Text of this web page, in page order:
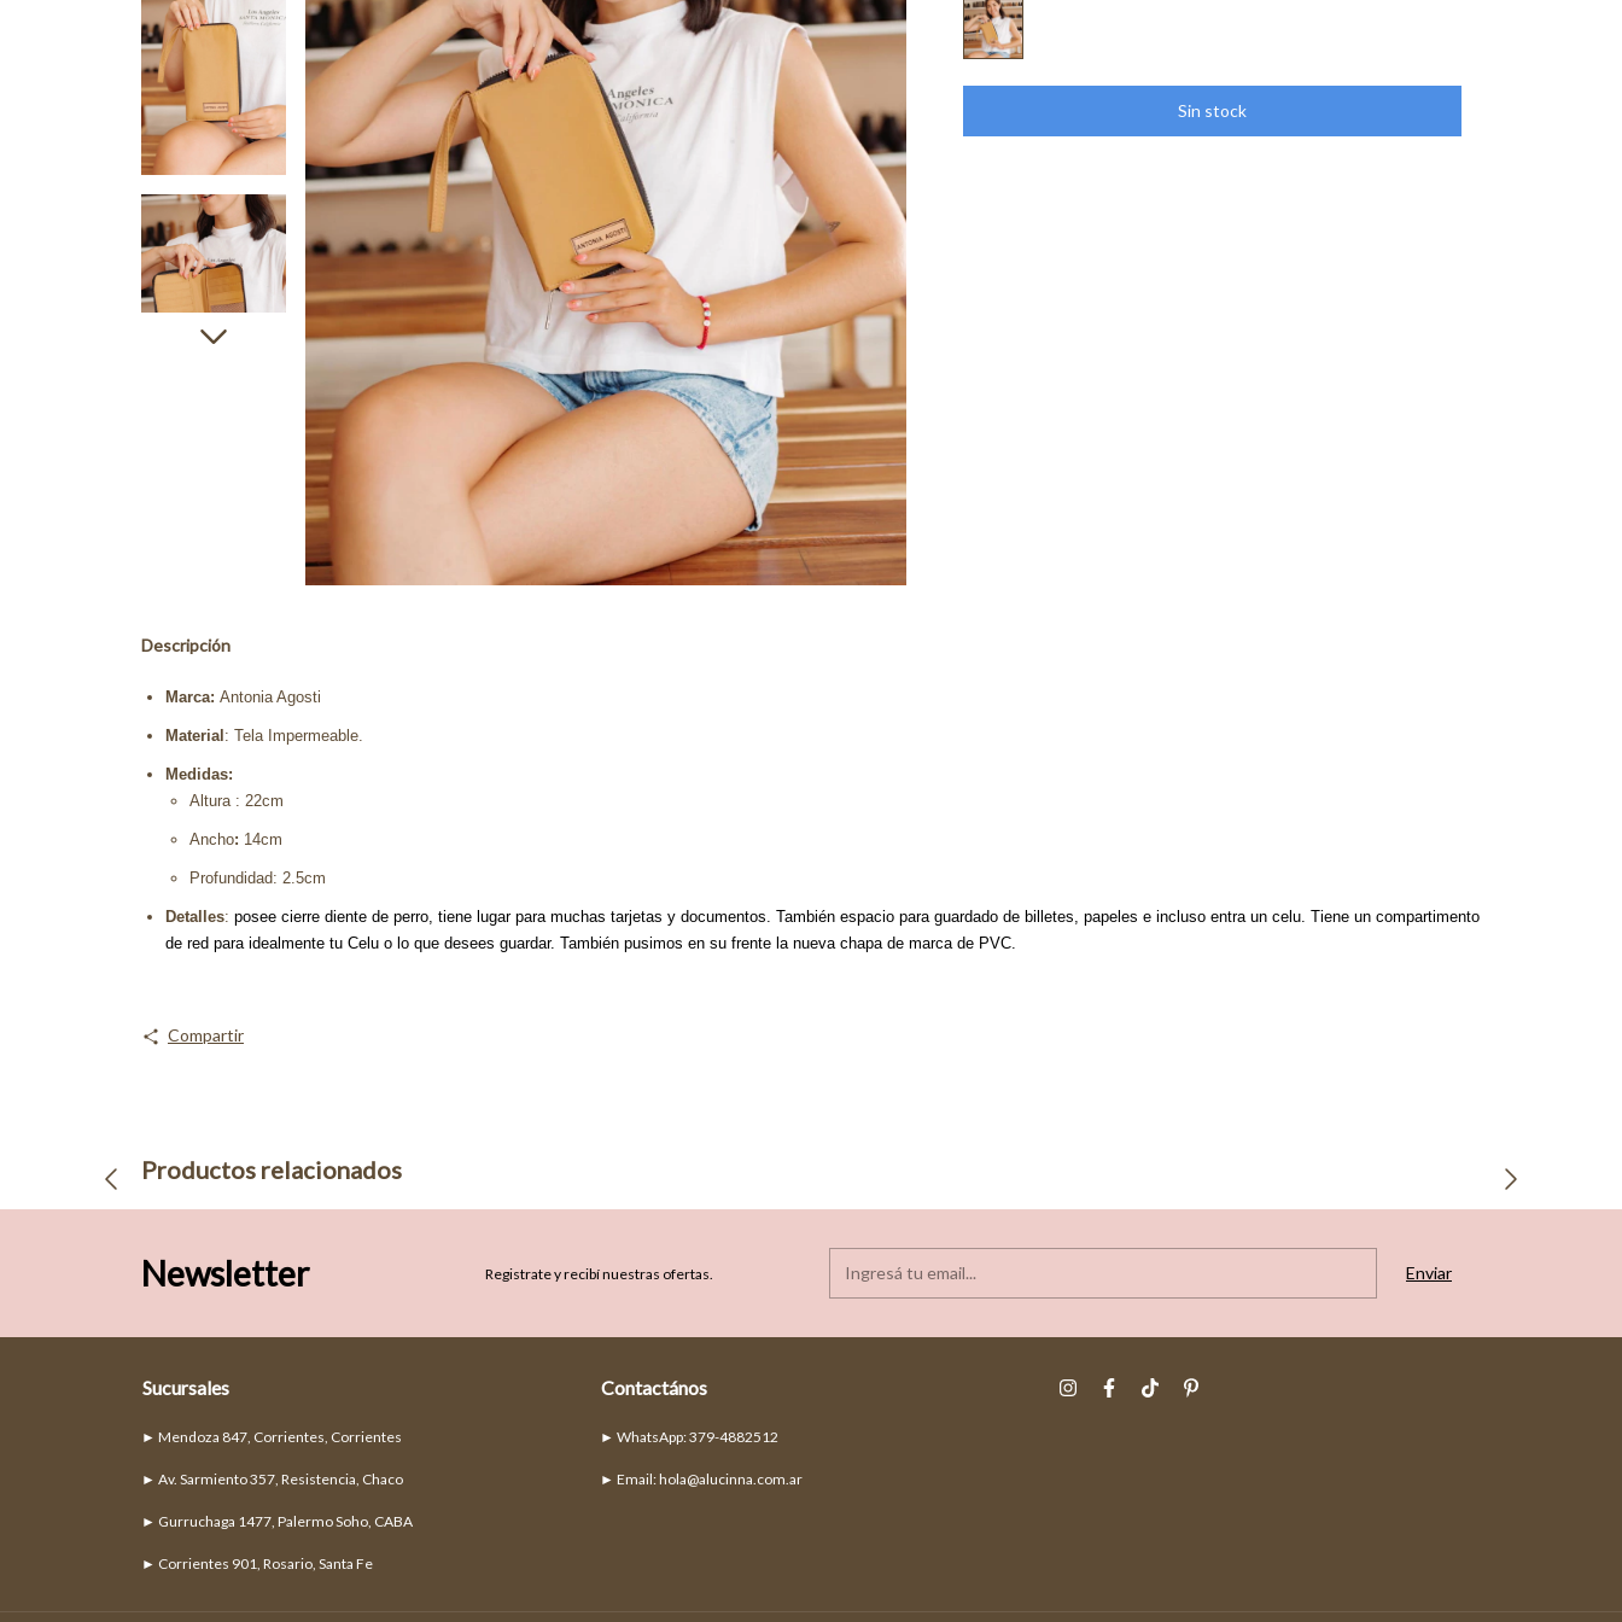
Descripción
Marca: Antonia Agosti
Material : Tela Impermeable.
Medidas:
Altura : 22cm
Ancho: 14cm
Profundidad: 2.5cm
Detalles: posee cierre diente de perro, tiene lugar para muchas tarjetas y documentos. También espacio para guardado de billetes, papeles e incluso entra un celu. Tiene un compartimento
de red para idealmente tu Celu o lo que desees guardar. También pusimos en su frente la nueva chapa de marca de PVC.
Compartir
Productos relacionados
Newsletter Registrate y recibí nuestras ofertas.
Sucursales
► Mendoza 847, Corrientes, Corrientes
► Av. Sarmiento 357, Resistencia, Chaco
► Gurruchaga 1477, Palermo Soho, CABA
► Corrientes 901, Rosario, Santa Fe
Contactános
► Email:hola@alucinna.com.ar